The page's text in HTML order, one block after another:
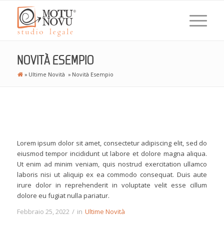
NOVITÀ ESEMPIO
» Ultime Novità » Novità Esempio
Lorem ipsum dolor sit amet, consectetur adipiscing elit, sed do
eiusmod tempor incididunt ut labore et dolore magna aliqua.
Ut enim ad minim veniam, quis nostrud exercitation ullamco
laboris nisi ut aliquip ex ea commodo consequat. Duis aute
irure dolor in reprehenderit in voluptate velit esse cillum
dolore eu fugiat nulla pariatur.
Febbraio 25, 2022 / in Ultime Novità